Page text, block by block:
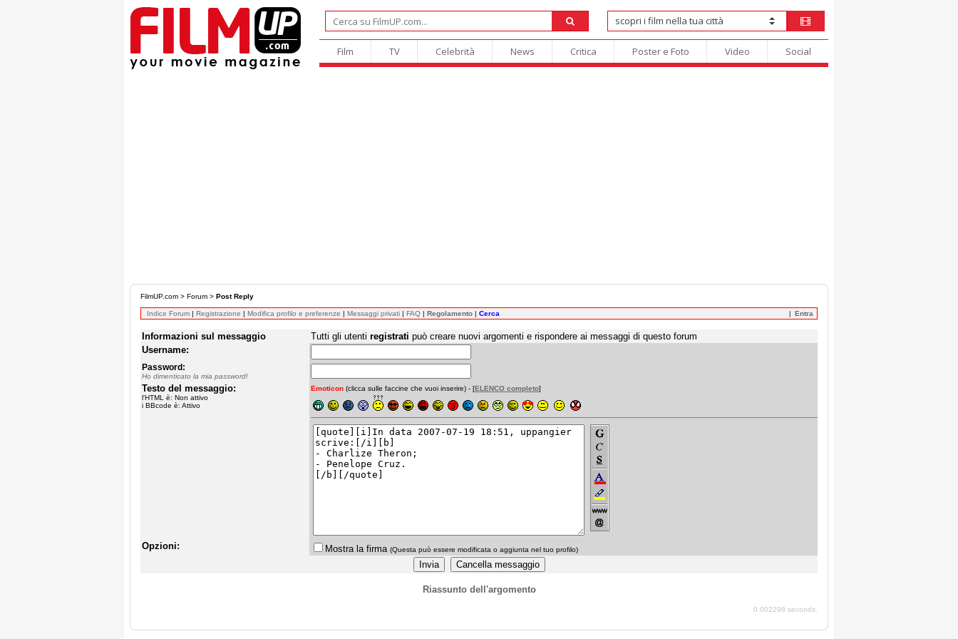
Film TV Celebrità News Critica Poster e Foto Video Social
FilmUP.com > Forum > Post Reply
Indice Forum | Registrazione | Modifica profilo e preferenze | Messaggi privati | FAQ | Regolamento | Cerca Entra
Informazioni sul messaggio Tutti gli utenti registrati può creare nuovi argomenti e rispondere ai messaggi di questo forum
Username:
Password:
Ho dimenticato la mia password!
Testo del messaggio:
l'HTML è: Non attivo
i BBcode è: Attivo
Emoticon (clicca sulle faccine che vuoi inserire) - [ELENCO completo]
Opzioni: Mostra la firma (Questa può essere modificata o aggiunta nel tuo profilo)
Riassunto dell'argomento
0.002298 seconds.